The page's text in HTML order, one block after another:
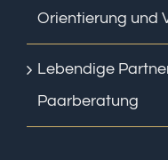
Orientierung und
Lebendige
Paarberatung